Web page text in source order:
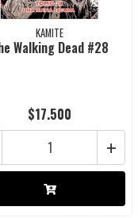
KAMITE
Walking Dead #28
$17.500
+